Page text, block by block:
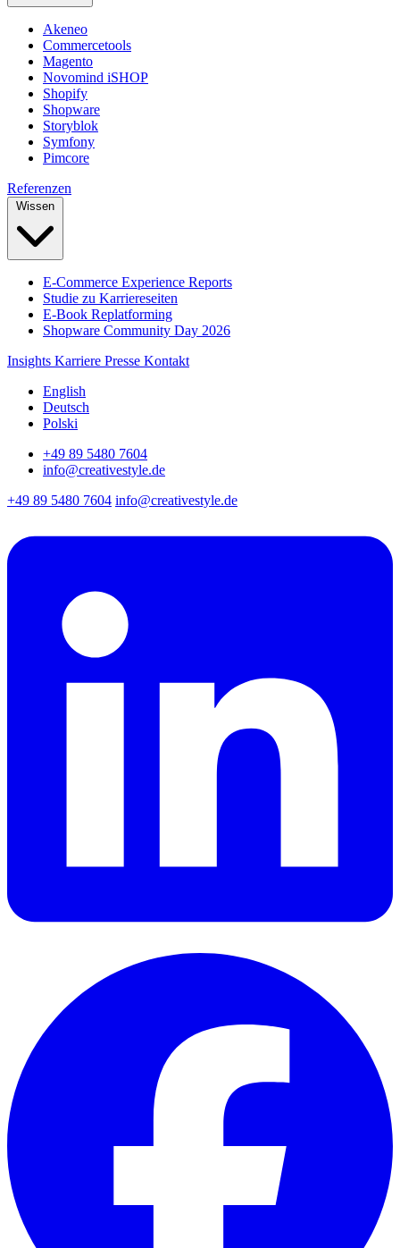
Akeneo
Commercetools
Magento
Novomind iSHOP
Shopify
Shopware
Storyblok
Symfony
Pimcore
Referenzen
Wissen
E-Commerce Experience Reports
Studie zu Karriereseiten
E-Book Replatforming
Shopware Community Day 2026
Insights Karriere Presse Kontakt
English
Deutsch
Polski
+49 89 5480 7604
info@creativestyle.de
+49 89 5480 7604 info@creativestyle.de